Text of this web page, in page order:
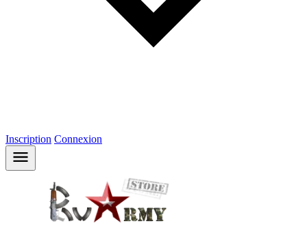
Inscription Connexion